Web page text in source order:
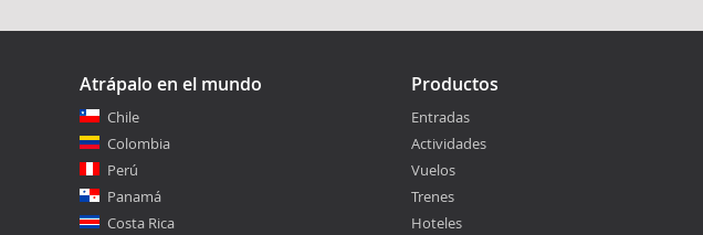
Atrápalo en el mundo
Chile
Colombia
Perú
Panamá
Costa Rica
Productos
Entradas
Actividades
Vuelos
Trenes
Hoteles